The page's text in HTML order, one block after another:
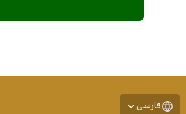
فارسی